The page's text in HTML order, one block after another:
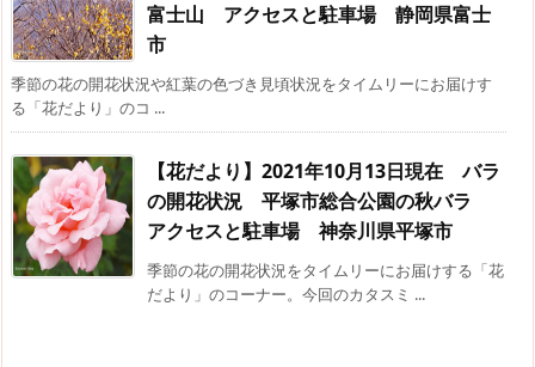
富士山 アクセスと駐車場 静岡県富士
市
季節の花の開花状況や紅葉の色づき見頃状況をタイムリーにお届けす
る「花だより」のコ ...
【花だより】2021年10月13日現在 バラ
の開花状況 平塚市総合公園の秋バラ
アクセスと駐車場 神奈川県平塚市
季節の花の開花状況をタイムリーにお届けする「花
だより」のコーナー。今回のカタスミ ...